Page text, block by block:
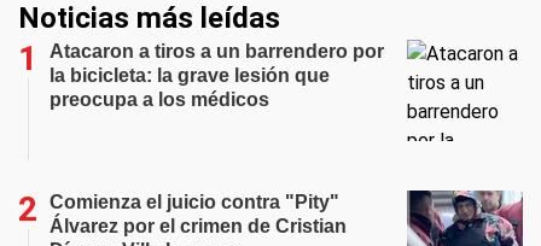
Noticias más leídas
Atacaron a tiros a un barrendero por
la bicicleta: la grave lesión que
preocupa a los médicos
Comienza el juicio contra "Pity"
Álvarez por el crimen de Cristian